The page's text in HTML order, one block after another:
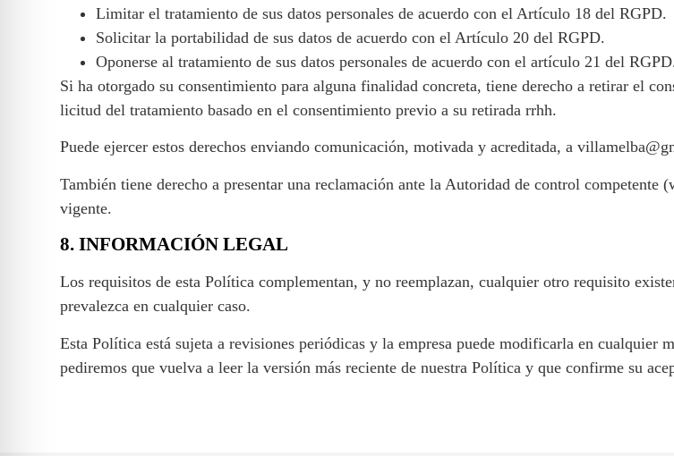
Limitar el tratamiento de sus datos personales de acuerdo con el Artículo 18 del RGPD.
Solicitar la portabilidad de sus datos de acuerdo con el Artículo 20 del RGPD.
Oponerse al tratamiento de sus datos personales de acuerdo con el artículo 21 del
Si ha otorgado su consentimiento para alguna finalidad concreta, tiene derecho a retirar el
licitud del tratamiento basado en el consentimiento previo a su retirada rrhh.
Puede ejercer estos derechos enviando comunicación, motivada y acreditada, a
También tiene derecho a presentar una reclamación ante la Autoridad de control
vigente.
8. INFORMACIÓN LEGAL
Los requisitos de esta Política complementan, y no reemplazan, cualquier otro requisito
prevalezca en cualquier caso.
Esta Política está sujeta a revisiones periódicas y la empresa puede modificarla en cualquier
pediremos que vuelva a leer la versión más reciente de nuestra Política y que confirme su